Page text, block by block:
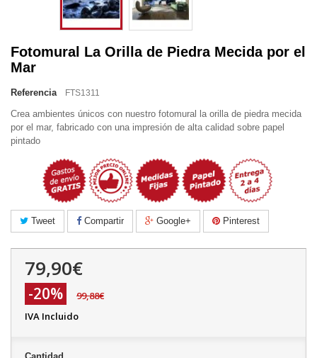
Fotomural La Orilla de Piedra Mecida por el
Mar
Referencia FTS1311
Crea ambientes únicos con nuestro fotomural la orilla de piedra mecida
por el mar, fabricado con una impresión de alta calidad sobre papel
pintado
Tweet Compartir Google+ Pinterest
79,90€
-20%
99,88€
IVA Incluido